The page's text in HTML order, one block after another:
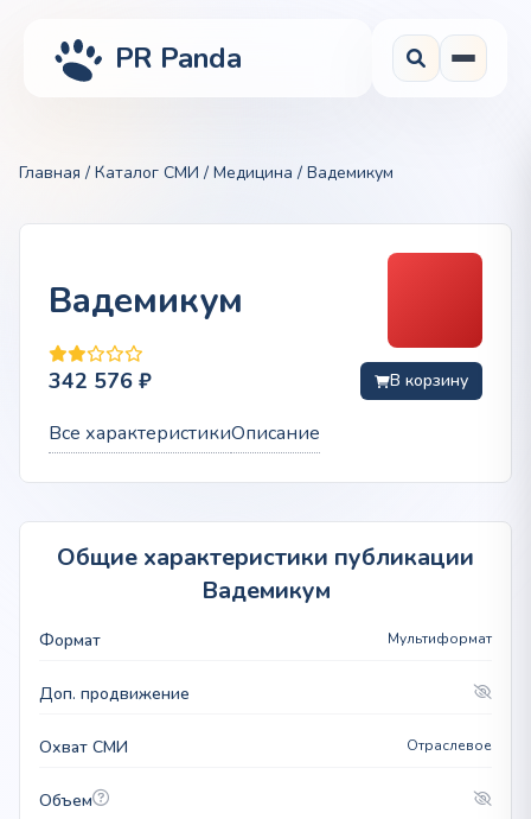
PR Panda
Главная / Каталог СМИ / Медицина / Вадемикум
Вадемикум
342 576 ₽ В корзину
Все характеристикиОписание
Общие характеристики публикации
Вадемикум
Формат Мультиформат
Доп. продвижение
Охват СМИ Отраслевое
Объем